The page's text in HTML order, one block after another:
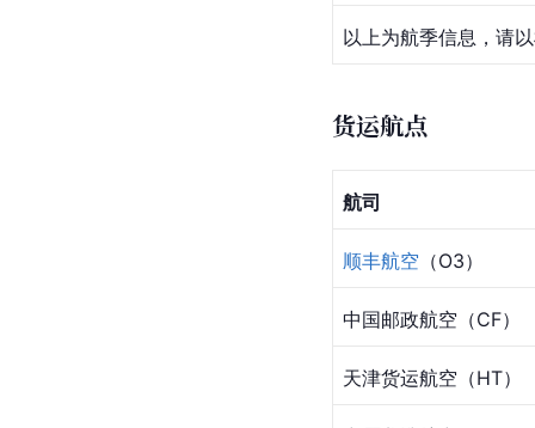
以上为航季信息，请
货运航点
航司
顺丰航空 （O3）
中国邮政航空（CF）
天津货运航空（HT）